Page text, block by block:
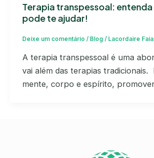
Terapia transpessoal:
pode te ajudar!
Deixe um comentário / Blog / Lacordaire
A terapia transpessoal é uma
vai além das terapias tradicionais.
mente, corpo e espírito,